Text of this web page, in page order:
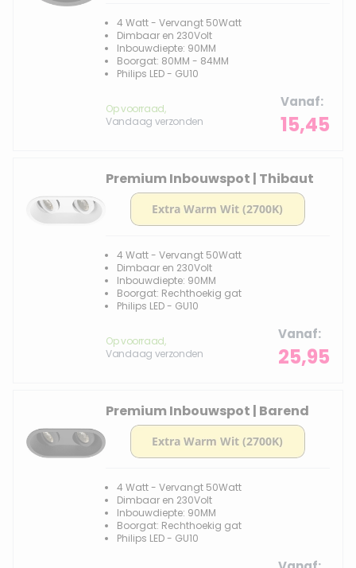
4 Watt - Vervangt 50Watt
Dimbaar en 230Volt
Inbouwdiepte: 90MM
Boorgat: 80MM - 84MM
Philips LED - GU10
Op voorraad,
Vandaag verzonden
Vanaf
15,45
Premium Inbouwspot | Thibaut
4 Watt - Vervangt 50Watt
Dimbaar en 230Volt
Inbouwdiepte: 90MM
Boorgat: Rechthoekig gat
Philips LED - GU10
Op voorraad,
Vandaag verzonden
Vanaf
25,95
Premium Inbouwspot | Barend
4 Watt - Vervangt 50Watt
Dimbaar en 230Volt
Inbouwdiepte: 90MM
Boorgat: Rechthoekig gat
Philips LED - GU10